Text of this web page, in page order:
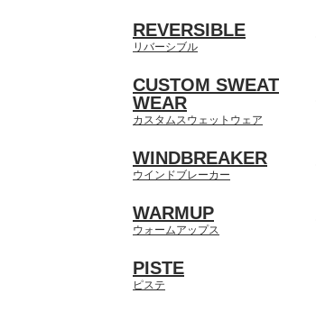
REVERSIBLE
リバーシブル
CUSTOM SWEAT
WEAR
カスタムスウェットウェア
WINDBREAKER
ウインドブレーカー
WARMUP
ウォームアップス
PISTE
ピステ